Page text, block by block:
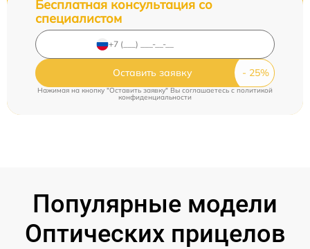
Бесплатная консультация со
специалистом
Оставить заявку
Нажимая на кнопку "Оставить заявку" Вы соглашаетесь cполитикой
конфиденциальности
Популярные модели
Оптических прицелов